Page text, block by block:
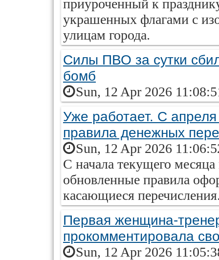
приуроченный к
украшенных флагами с
улицам города.
Силы ПВО за сутки
бомб
Sun, 12 Apr 2026
Уже работает. С
правила денежных
Sun, 12 Apr 2026
С начала текущего месяца
обновленные правила
касающиеся
Первая женщина-
прокомментировала
Sun, 12 Apr 2026